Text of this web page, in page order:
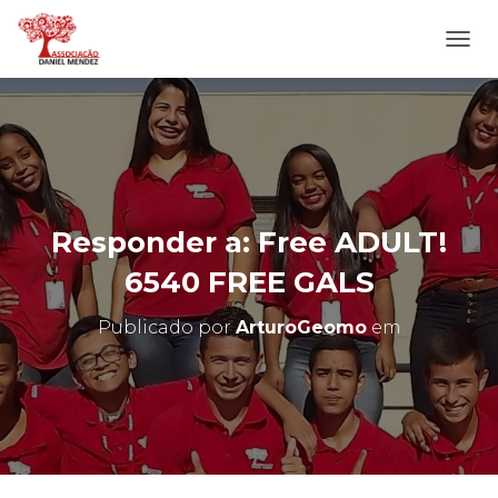
L
T
E
R
N
A
N
A
E
G
O
Responder a: Free ADULT!
6540 FREE GALS
Publicado porArturoGeomoem